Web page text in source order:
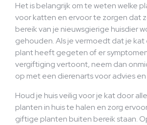
Het is belangrijk om te weten welke
voor katten en ervoor te zorgen dat
bereik van je nieuwsgierige huisdier
gehouden. Als je vermoedt dat je
plant heeft gegeten of er
vergiftiging vertoont, neem dan
op met een dierenarts voor advies
Houd je huis veilig voor je kat door
planten in huis te halen en zorg
giftige planten buiten bereik staan.